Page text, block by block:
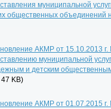
муниципальной
общественных объединений
АКМР от 15.10.2013
муниципальной
и детским
KB)
АКМР от 01.07.2015